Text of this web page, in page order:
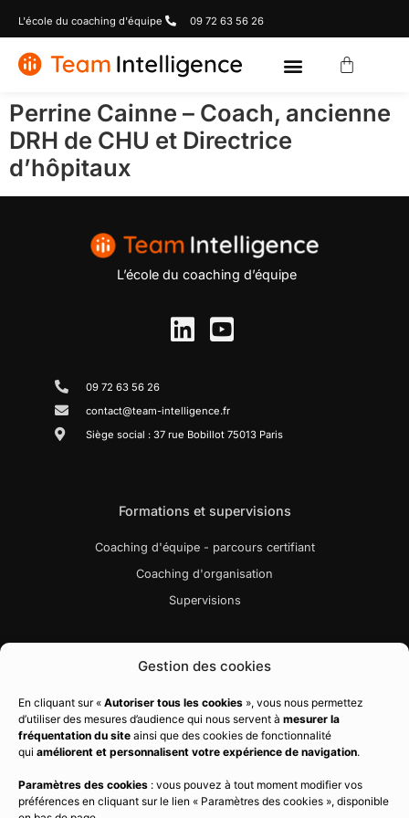
Gestion des cookies
En cliquant sur « Autoriser tous les cookies », vous nous permettez
d’utiliser des mesures d’audience qui nous servent à mesurer la
fréquentation du site ainsi que des cookies de fonctionnalité
qui améliorent et personnalisent votre expérience de navigation.
Paramètres des cookies : vous pouvez à tout moment modifier vos
préférences en cliquant sur le lien « Paramètres des cookies », disponible
L'école du coaching d'équipe 09 72 63 56 26
Perrine Cainne – Coach, ancienne
DRH de CHU et Directrice
d’hôpitaux
L’école du coaching d’équipe
09 72 63 56 26
contact@team-intelligence.fr
Siège social : 37 rue Bobillot 75013 Paris
Formations et supervisions
Coaching d'équipe - parcours certifiant
Coaching d'organisation
Supervisions
Liens utiles
Bibliographie
Charte qualité
Règlement intérieur
Politique de confidentialité